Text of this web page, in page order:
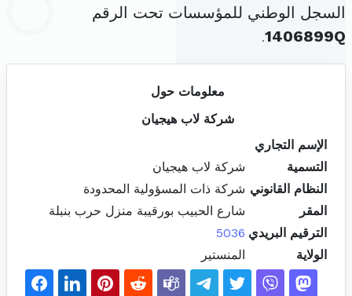
السجل الوطني للمؤسسات تحت الرقم
1406899Q
.
معلومات حول
شركة لاب هيجيان
الإسم التجاري
التسمية
شركة لاب هيجيان
النظام القانوني شركة ذات المسؤولية المحدودة
المقر
شارع الحبيب بورقيبة منزل حرب بنبلة
الترقيم البريدي 5036
الولاية
المنستير